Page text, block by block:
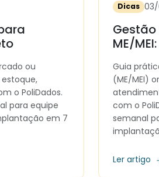
ou
o PoliDados.
para equipe
em 7
Dicas
ME/
Guia
(ME/MEI)
com o
semanal
Ler artigo